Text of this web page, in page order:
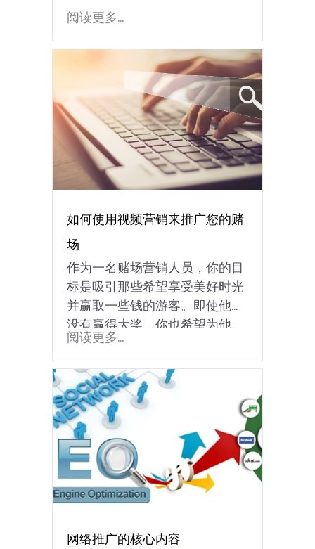
阅读更多...
如何使用视频营销来推广您的赌
场
作为一名赌场营销人员，你的目
标是吸引那些希望享受美好时光
并赢取一些钱的游客。即使他们
没有赢得大奖，你也希望为他…
阅读更多...
网络推广的核心内容